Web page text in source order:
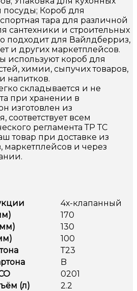
Короб для
тара для различной
сантехники и строительных
подходит для Вайлдберриз,
и других маркетплейсов.
используют короб для
химии, сыпучих товаров,
напитков.
складывается и не
при хранении в
изготовлен из
соответствует всем
регламента ТР ТС
товар при доставке из
маркетплейсов и через
4х-клапанный
170
130
100
Т23
B
0201
(л)
2.2